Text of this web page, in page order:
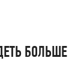
БОЛЬШЕ